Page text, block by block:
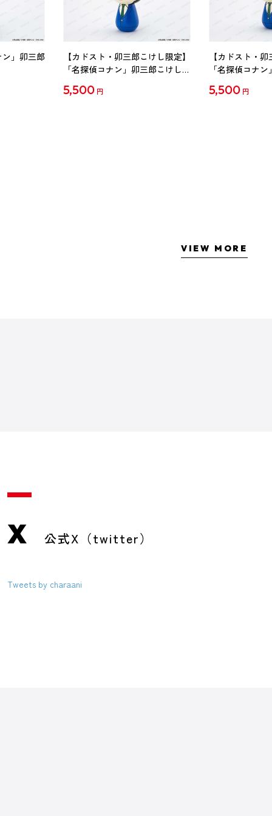
」卯三郎
【カドスト・卯三郎こけし限定】
「名探偵コナン」卯三郎こけし
5,500 円
【カドスト・
「名探偵コナ
5,500 円
VIEW MORE
X 公式X（twitter）
Tweets by charaani